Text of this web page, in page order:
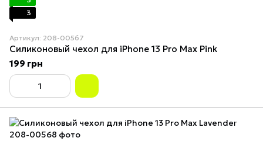
3
Артикул: 208-00567
Силиконовый чехол для iPhone 13 Pro Max Pink
199 грн